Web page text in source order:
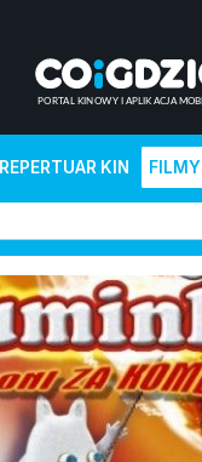
REPERTUAR KIN FILMY